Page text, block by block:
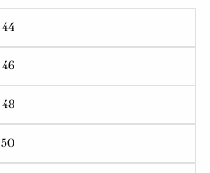
44
46
48
50